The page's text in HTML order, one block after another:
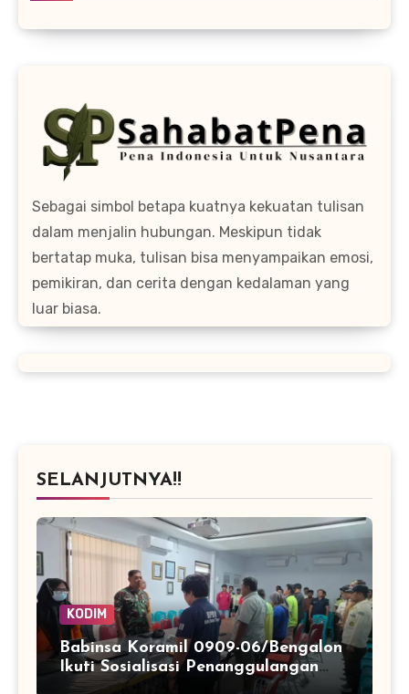
Sebagai simbol betapa kuatnya kekuatan tulisan
dalam menjalin hubungan. Meskipun tidak
bertatap muka, tulisan bisa menyampaikan emosi,
pemikiran, dan cerita dengan kedalaman yang
luar biasa.
SELANJUTNYA!!
KODIM
Babinsa Koramil 0909-06/Bengalon
Ikuti Sosialisasi Penanggulangan
Kebakaran Hutan dan Lahan di PSB